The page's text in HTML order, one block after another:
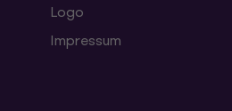
Logo
Impressum